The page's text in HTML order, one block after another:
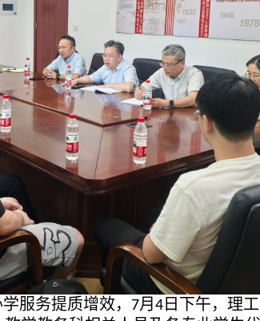
服务提质增效， 7月 4 日下午，理